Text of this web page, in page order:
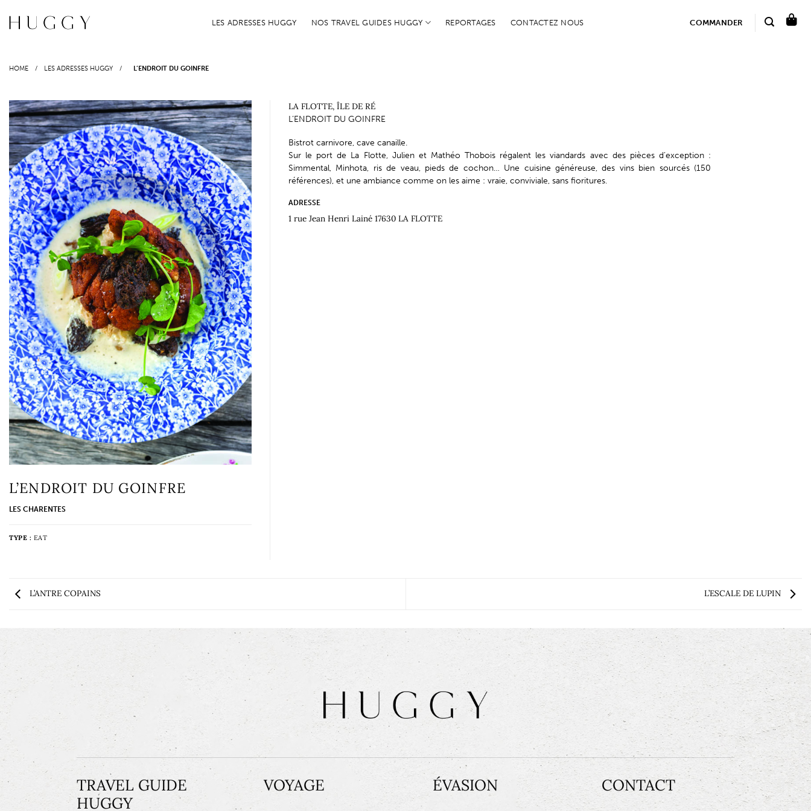
contenu
LES ADRESSES HUGGY NOS TRAVEL GUIDES HUGGY REPORTAGES CONTACTEZ NOUS COMMANDER
HOME / LES ADRESSES HUGGY / L’ENDROIT DU GOINFRE
L’ENDROIT DU GOINFRE
LES CHARENTES
TYPE : EAT
LA FLOTTE, ÎLE DE RÉ
L’ENDROIT DU GOINFRE
Bistrot carnivore, cave canaille.
Sur le port de La Flotte, Julien et Mathéo Thobois régalent les viandards avec des pièces d’exception :
Simmental, Minhota, ris de veau, pieds de cochon… Une cuisine généreuse, des vins bien sourcés (150
références), et une ambiance comme on les aime : vraie, conviviale, sans fioritures.
ADRESSE
1 rue Jean Henri Lainé 17630 LA FLOTTE
L’ANTRE COPAINS L’ESCALE DE LUPIN
TRAVEL GUIDE
HUGGY
VOYAGE ÉVASION CONTACT